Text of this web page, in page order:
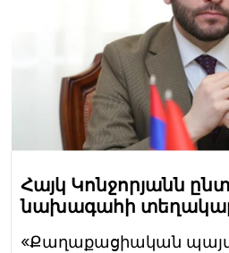
Հայկ Կոնջորյանն
նախագահի
«Քաղաքացիական